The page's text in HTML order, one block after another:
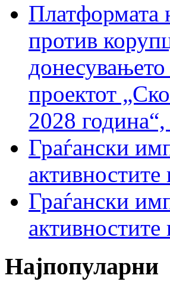
Платформата
против
проектот
2028
Граѓански
активностите
Граѓански
активностите
Најпопуларни